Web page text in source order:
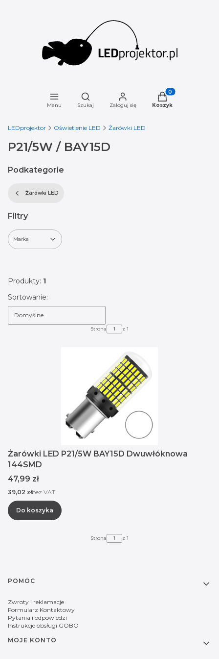
Menu
Otwórz wyszukiwarkę
Szukaj Zaloguj się
Produkty w
Koszyk
LEDprojektor Oświetlenie LED Żarówki LED
P21/5W / BAY15D
Podkategorie
Żarówki LED
Filtry
Marka
Produkty: 1
Lista produktów
Sortowanie:
Domyślne
Strona z 1
Żarówki LED P21/5W BAY15D Dwuwłóknowa
144SMD
Cena
47,99 zł
Cena
39,02 złbez VAT
Do koszyka
Strona z 1
Linki w stopce
POMOC
Zwroty i reklamacje
Formularz Kontaktowy
Pytania i odpowiedzi
Instrukcje obsługi GOBO
MOJE KONTO